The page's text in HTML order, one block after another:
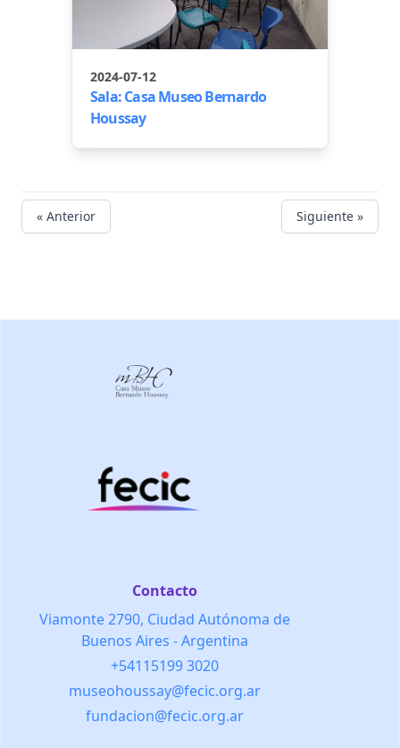
2024-07-12
Sala: Casa Museo Bernardo
Houssay
« Anterior Siguiente »
Contacto
Viamonte 2790, Ciudad Autónoma de
Buenos Aires - Argentina
+54115199 3020
museohoussay@fecic.org.ar
fundacion@fecic.org.ar